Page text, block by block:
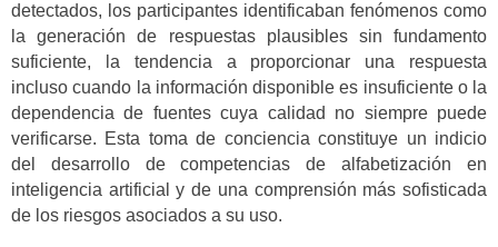
detectados, los participantes identificaban fenómenos como
la generación de respuestas plausibles sin fundamento
suficiente, la tendencia a proporcionar una respuesta
incluso cuando la información disponible es insuficiente o la
dependencia de fuentes cuya calidad no siempre puede
verificarse. Esta toma de conciencia constituye un indicio
del desarrollo de competencias de alfabetización en
inteligencia artificial y de una comprensión más sofisticada
de los riesgos asociados a su uso.